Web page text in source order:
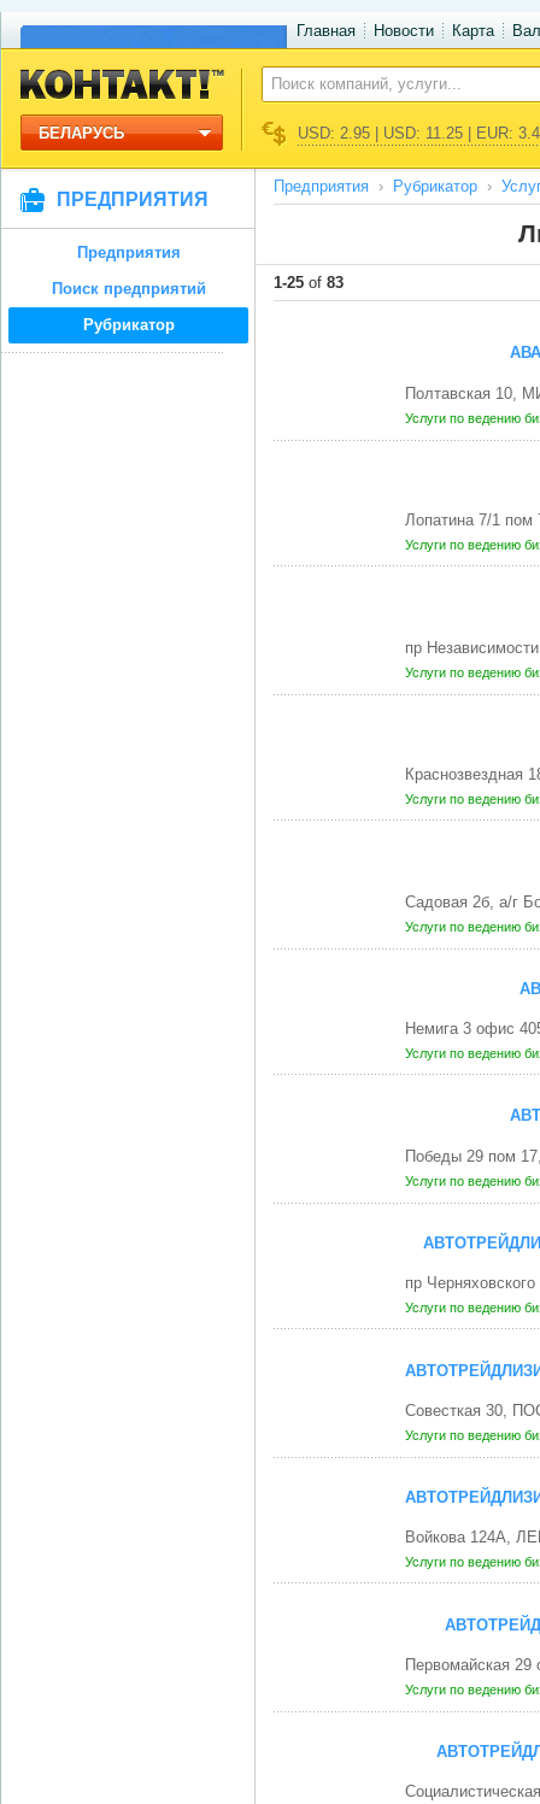
Главная Новости Карта
БЕЛАРУСЬ USD: 2.95 | USD: 11.25 | EUR:
ПРЕДПРИЯТИЯ
Предприятия
Поиск предприятий
Рубрикатор
Предприятия Рубрикатор
1-25 of 83
Полтавская 10,
Услуги по ведению
Лопатина 7/1
Услуги по ведению
пр
Услуги по ведению
Краснозвездная
Услуги по ведению
Садовая 2б, а/г
Услуги по ведению
Немига 3 офис
Услуги по ведению
Победы 29 пом
Услуги по ведению
пр
Услуги по ведению
Совесткая 30,
Услуги по ведению
Войкова 124А,
Услуги по ведению
Первомайская
Услуги по ведению